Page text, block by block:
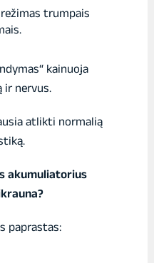
trumpais
kainuoja
ir nervus.
atlikti normalią
akumuliatorius
paprastas: